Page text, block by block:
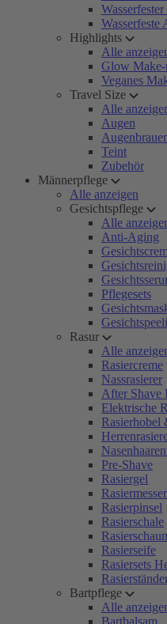
Wasserfeste
Highlights
Alle
Glow
Veganes
Travel Size
Alle
Augen
Teint
Zubehör
Männerpflege
Alle anzeigen
Gesichtspflege
Alle
Anti-Aging
Pflegesets
Rasur
Alle
Rasiercreme
Nassrasierer
After Shave
Elektrische
Rasierhobel
Pre-Shave
Rasiergel
Rasiermesser
Rasierpinsel
Rasierschale
Rasierseife
Rasiersets
Bartpflege
Alle
Bartbalsam